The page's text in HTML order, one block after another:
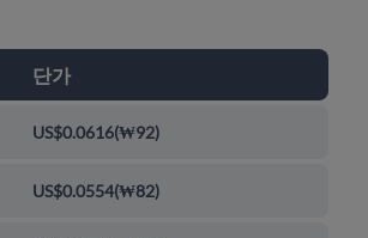
단가
US$0.0616(₩92)
US$0.0554(₩82)